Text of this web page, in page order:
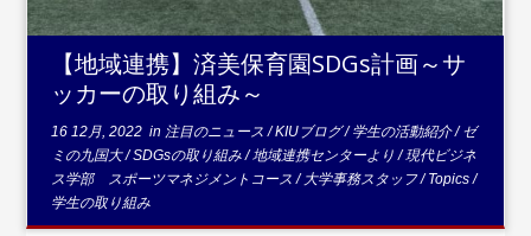
【地域連携】済美保育園SDGs計画～サ
ッカーの取り組み～
16 12月, 2022 in 注目のニュース/KIUブログ/学生の活動紹介/ゼ
ミの九国大/SDGsの取り組み/地域連携センターより/現代ビジネ
ス学部 スポーツマネジメントコース/ 大学事務スタッフ/Topics/
学生の取り組み